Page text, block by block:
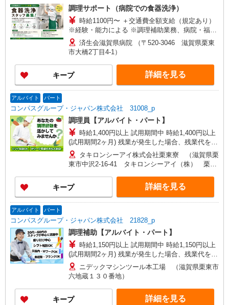
調理サポート（病院での食器洗浄）
時給1100円〜 ＋交通費全額支給（規定あり）
※経験・能力による ※調理補助業務、病院・福祉
施設経験者歓迎！
済生会滋賀県病院 （〒520-3046 滋賀県栗東
市大橋2丁目4-1）
キープ 詳細を見る
アルバイト パート
コンパスグループ・ジャパン株式会社 31008_p
調理員【アルバイト・パート】
時給1,400円以上 試用期間中 時給1,400円以上
(試用期間2ヶ月) 残業が発生した場合、残業代を1
分単位で別途支給します。
タキロンシーアイ株式会社栗東寮 （滋賀県栗
東市中沢2-16-41 タキロンシーアイ（株） 栗東
キープ 詳細を見る
アルバイト パート
コンパスグループ・ジャパン株式会社 21828_p
調理補助【アルバイト・パート】
時給1,150円以上 試用期間中 時給1,150円以上
(試用期間2ヶ月) 残業が発生した場合、残業代を1
分単位で別途支給します。
ニデックマシンツール本工場 （滋賀県栗東市
六地蔵１３０番地）
キープ 詳細を見る